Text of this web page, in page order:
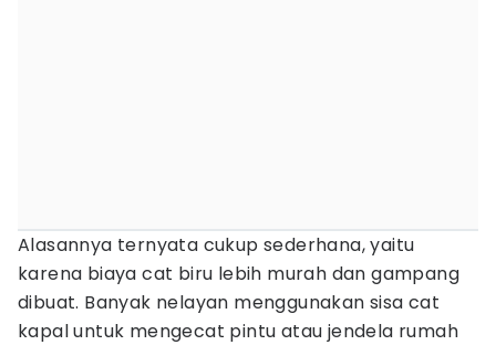
Alasannya ternyata cukup sederhana, yaitu
karena biaya cat biru lebih murah dan gampang
dibuat. Banyak nelayan menggunakan sisa cat
kapal untuk mengecat pintu atau jendela rumah